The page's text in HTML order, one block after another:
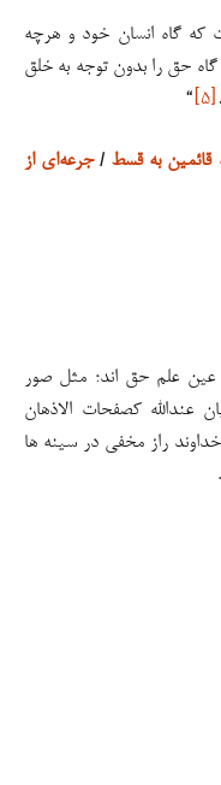
که گاه انسان خود و هرچه
حق را بدون توجه به خلق
[۵] “
به قسط /جرعه‌ای از
علم حق اند؛ مثل صور
عندالله کصفحات الاذهان
دارد: خداوند راز مخفی در سینه ها